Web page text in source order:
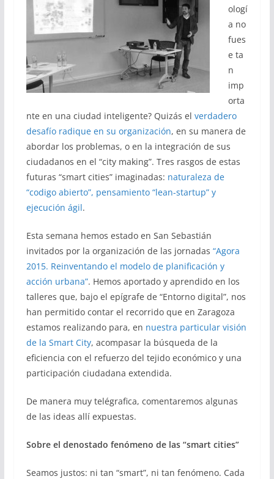
ologí
a no
fues
e ta
n
imp
orta
nte en una ciudad inteligente? Quizás el verdadero
desafío radique en su organización, en su manera de
abordar los problemas, o en la integración de sus
ciudadanos en el “city making”. Tres rasgos de estas
futuras “smart cities” imaginadas: naturaleza de
“codigo abierto”, pensamiento “lean-startup” y
ejecución ágil.
Esta semana hemos estado en San Sebastián
invitados por la organización de las jornadas “Agora
2015. Reinventando el modelo de planificación y
acción urbana”. Hemos aportado y aprendido en los
talleres que, bajo el epígrafe de “Entorno digital”, nos
han permitido contar el recorrido que en Zaragoza
estamos realizando para, en nuestra particular visión
de la Smart City, acompasar la búsqueda de la
eficiencia con el refuerzo del tejido económico y una
participación ciudadana extendida.
De manera muy telégrafica, comentaremos algunas
de las ideas allí expuestas.
Sobre el denostado fenómeno de las “smart cities”
Seamos justos: ni tan “smart”, ni tan fenómeno. Cada